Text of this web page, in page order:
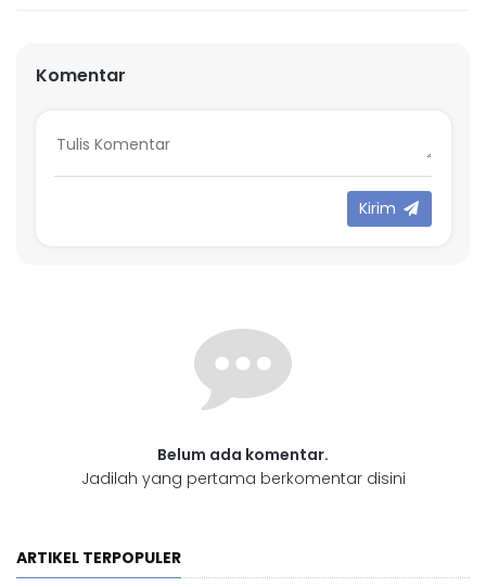
Komentar
Kirim
Belum ada komentar.
Jadilah yang pertama berkomentar disini
ARTIKEL TERPOPULER